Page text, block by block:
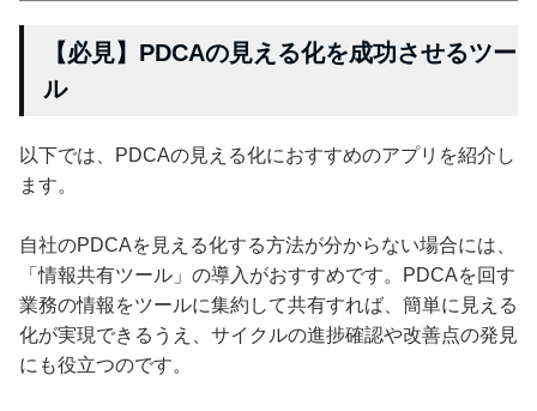
【必見】PDCAの見える化を成功させるツー
ル
以下では、PDCAの見える化におすすめのアプリを紹介し
ます。
自社のPDCAを見える化する方法が分からない場合には、
「情報共有ツール」の導入がおすすめです。PDCAを回す
業務の情報をツールに集約して共有すれば、簡単に見える
化が実現できるうえ、サイクルの進捗確認や改善点の発見
にも役立つのです。